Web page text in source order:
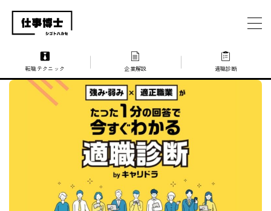
仕事博士とは？
転職テクニック 企業解説 適職診断